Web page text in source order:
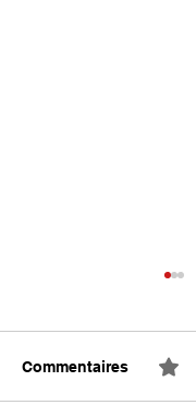
Commentaires